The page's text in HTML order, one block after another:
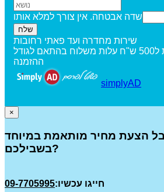
שדה אבטחה. אין צורך למלא אותו
שירות מחדרה ועד פאתי רחובות
במשלוח מתחת ל500 ש"ח עלות משלוח בהתאם לגודל
ההזמנה
simplyAD
×
הצעת מחיר מותאמת במיוחד
בשבילכם?
חייגו עכשיו:09-7705995